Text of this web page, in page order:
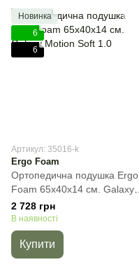
Новинка
6
6
Артикул: 35016-k
Ergo Foam
Ортопедична подушка Ergo
Foam 65x40x14 см. Galaxy
Motion Soft 1.0, Білий,
65x40x14 см
2 728 грн
В наявності
Купити